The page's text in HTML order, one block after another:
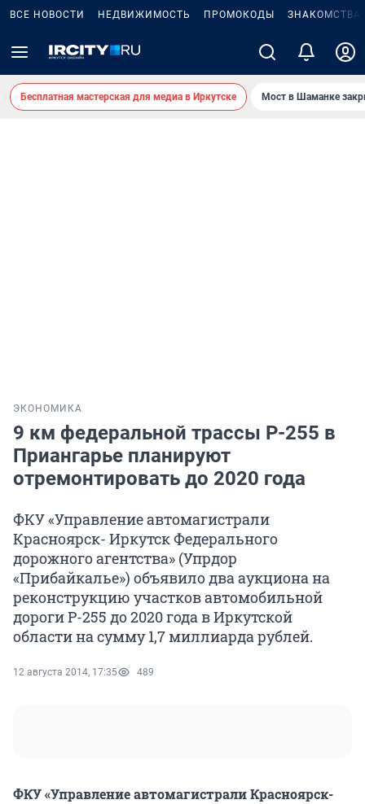
ВСЕ НОВОСТИ НЕДВИЖИМОСТЬ ПРОМОКОДЫ ЗНАКОМСТВА
Бесплатная мастерская для медиа в Иркутске Мост в Шаманке
ЭКОНОМИКА
9 км федеральной трассы Р-255 в
Приангарье планируют
отремонтировать до 2020 года
ФКУ «Управление автомагистрали
Красноярск- Иркутск Федерального
дорожного агентства» (Упрдор
«Прибайкалье») объявило два аукциона на
реконструкцию участков автомобильной
дороги Р-255 до 2020 года в Иркутской
области на сумму 1,7 миллиарда рублей.
12 августа 2014, 17:35 489
ФКУ «Управление автомагистрали Красноярск-